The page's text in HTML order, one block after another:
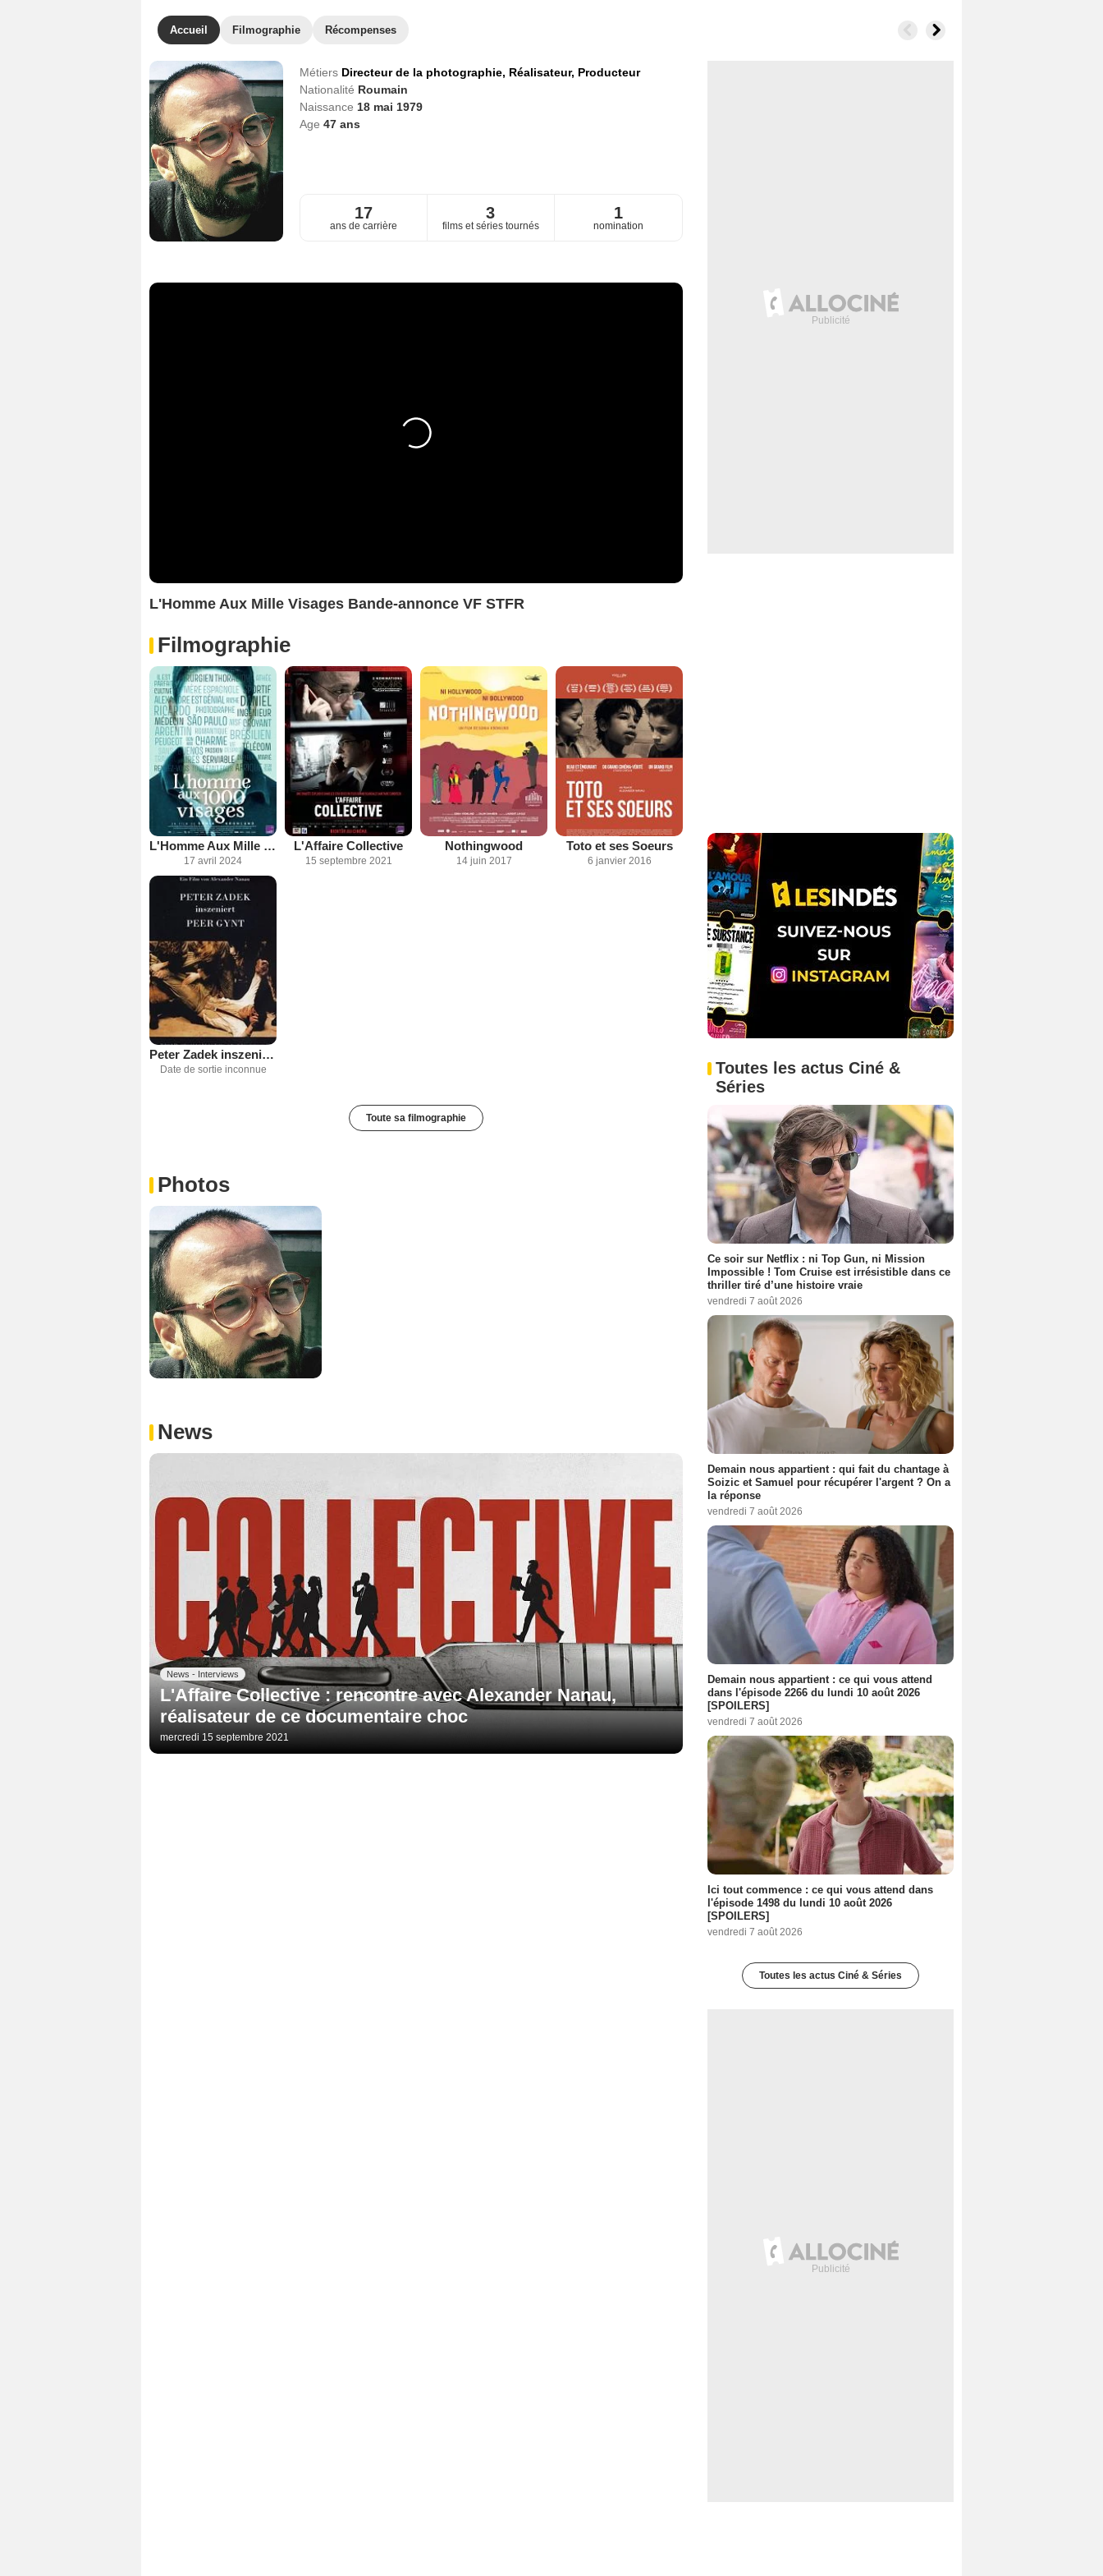
Accueil Filmographie Récompenses
Métiers Directeur de la photographie, Réalisateur, Producteur
Nationalité Roumain
Naissance 18 mai 1979
Age 47ans
17
ans de carrière
3
films et séries tournés
1
nomination
L'Homme Aux Mille Visages Bande-annonce VF STFR
Filmographie
L'Homme Aux Mille Visages
17 avril 2024
L'Affaire Collective
15 septembre 2021
Nothingwood
14 juin 2017
Toto et ses Soeurs
6 janvier 2016
Peter Zadek inszeniert Peer Gynt
Date de sortie inconnue
Toute sa filmographie
Photos
News
News - Interviews
L'Affaire Collective : rencontre avec Alexander Nanau,
réalisateur de ce documentaire choc
mercredi 15 septembre 2021
Toutes les actus Ciné &
Séries
Ce soir sur Netflix : ni Top Gun, ni Mission
Impossible ! Tom Cruise est irrésistible dans ce
thriller tiré d’une histoire vraie
vendredi 7 août 2026
Demain nous appartient : qui fait du chantage à
Soizic et Samuel pour récupérer l'argent ? On a
la réponse
vendredi 7 août 2026
Demain nous appartient : ce qui vous attend
dans l'épisode 2266 du lundi 10 août 2026
[SPOILERS]
vendredi 7 août 2026
Ici tout commence : ce qui vous attend dans
l'épisode 1498 du lundi 10 août 2026
[SPOILERS]
vendredi 7 août 2026
Toutes les actus Ciné & Séries